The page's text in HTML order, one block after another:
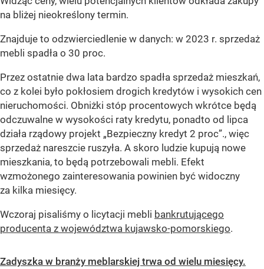
na bliżej nieokreślony termin.
Znajduje to odzwierciedlenie w danych: w 2023 r. sprzedaż
mebli spadła o 30 proc.
Przez ostatnie dwa lata bardzo spadła sprzedaż mieszkań,
co z kolei było pokłosiem drogich kredytów i wysokich cen
nieruchomości. Obniżki stóp procentowych wkrótce będą
odczuwalne w wysokości raty kredytu, ponadto od lipca
działa rządowy projekt „Bezpieczny kredyt 2 proc”., więc
sprzedaż nareszcie ruszyła. A skoro ludzie kupują nowe
mieszkania, to będą potrzebowali mebli. Efekt
wzmożonego zainteresowania powinien być widoczny
za kilka miesięcy.
Wczoraj pisaliśmy o licytacji mebli bankrutującego
producenta z województwa kujawsko-pomorskiego.
Zadyszka w branży meblarskiej trwa od wielu miesięcy.